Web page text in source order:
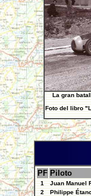
La gran
Foto del libro
PF Piloto
1 Juan Manuel
2
Philippe